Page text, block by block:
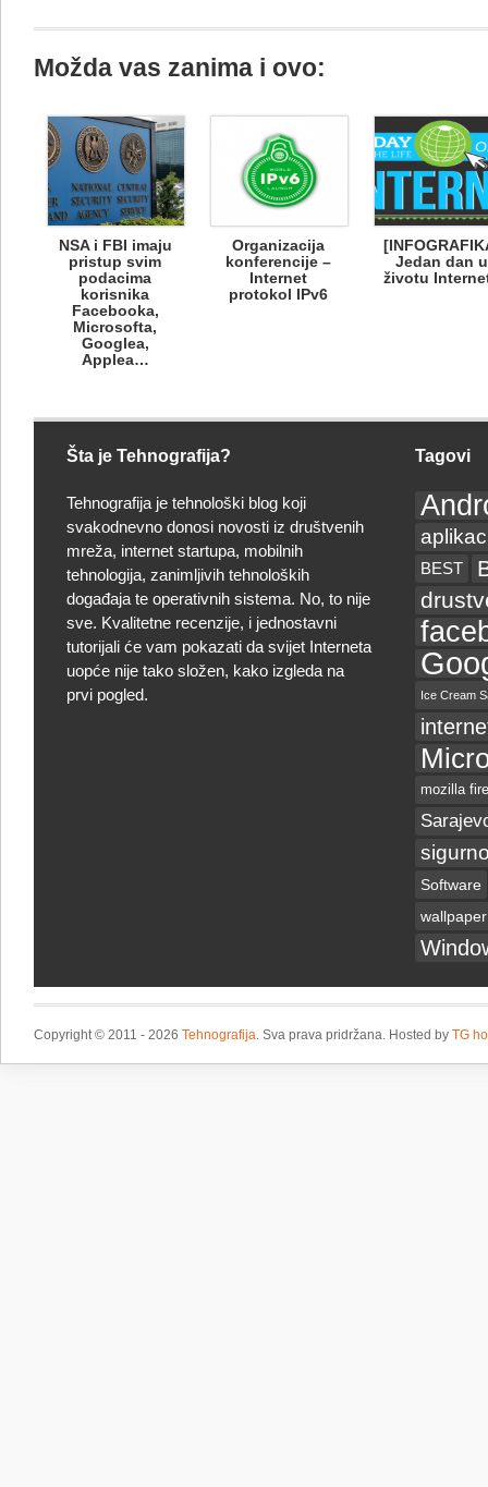
Možda vas zanima i ovo:
NSA i FBI imaju
pristup svim
podacima
korisnika
Facebooka,
Microsofta,
Googlea,
Applea…
Organizacija
konferencije –
Internet
protokol IPv6
Jedan dan u
životu
Šta je Tehnografija?
Tehnografija je tehnološki blog koji
svakodnevno donosi novosti iz društvenih
mreža, internet startupa, mobilnih
tehnologija, zanimljivih tehnoloških
događaja te operativnih sistema. No, to nije
sve. Kvalitetne recenzije, i jednostavni
tutorijali će vam pokazati da svijet Interneta
uopće nije tako složen, kako izgleda na
prvi pogled.
Tagovi
BEST
Ice Cream
mozilla
Software
wallpaper
Copyright © 2011 - 2026 Tehnografija. Sva prava pridržana. Hosted by TG